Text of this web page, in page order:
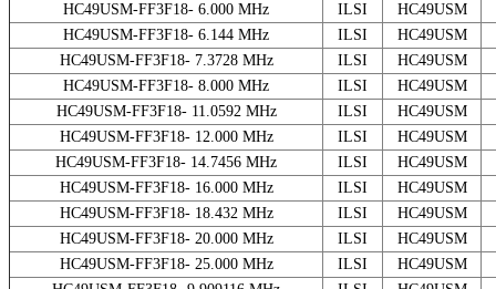
HC49USM-FF3F18- 6.000 MHz
ILSI
HC49USM
HC49USM-FF3F18- 6.144 MHz
ILSI
HC49USM
HC49USM-FF3F18- 7.3728 MHz
ILSI
HC49USM
HC49USM-FF3F18- 8.000 MHz
ILSI
HC49USM
HC49USM-FF3F18- 11.0592 MHz
ILSI
HC49USM
HC49USM-FF3F18- 12.000 MHz
ILSI
HC49USM
HC49USM-FF3F18- 14.7456 MHz
ILSI
HC49USM
HC49USM-FF3F18- 16.000 MHz
ILSI
HC49USM
HC49USM-FF3F18- 18.432 MHz
ILSI
HC49USM
HC49USM-FF3F18- 20.000 MHz
ILSI
HC49USM
HC49USM-FF3F18- 25.000 MHz
ILSI
HC49USM